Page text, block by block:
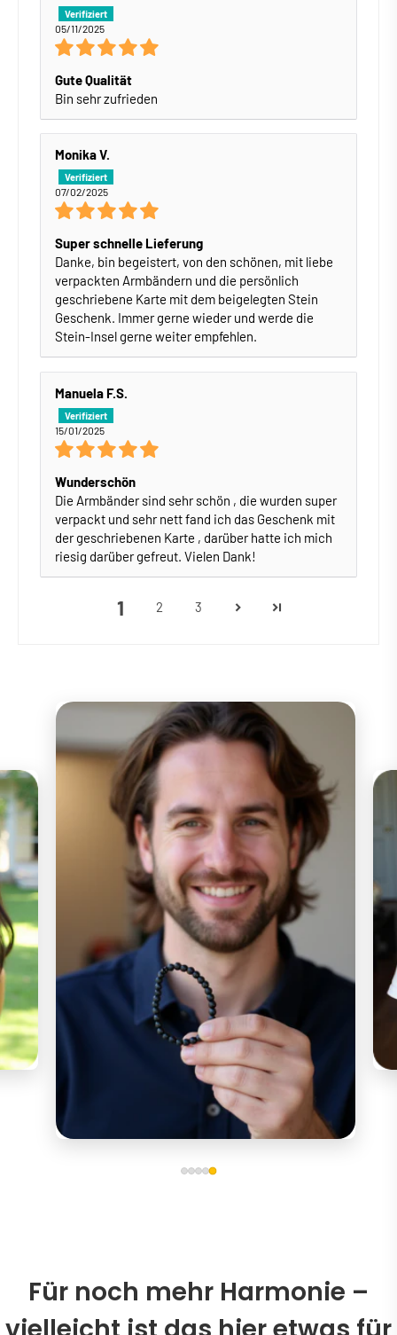
05/11/2025
Gute Qualität
Bin sehr zufrieden
Monika V.
07/02/2025
Super schnelle Lieferung
Danke, bin begeistert, von den schönen, mit liebe
verpackten Armbändern und die persönlich
geschriebene Karte mit dem beigelegten Stein
Geschenk. Immer gerne wieder und werde die
Stein-Insel gerne weiter empfehlen.
Manuela F.S.
15/01/2025
Wunderschön
Die Armbänder sind sehr schön , die wurden super
verpackt und sehr nett fand ich das Geschenk mit
der geschriebenen Karte , darüber hatte ich mich
riesig darüber gefreut. Vielen Dank!
1 2 3
Für noch mehr Harmonie –